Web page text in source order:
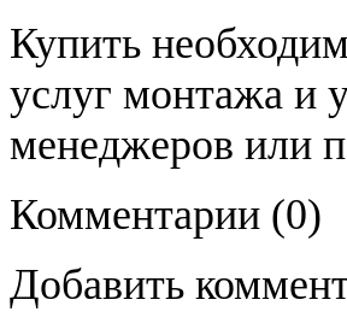
Купить
услуг монтажа и
менеджеров или
Комментарии (0)
Добавить